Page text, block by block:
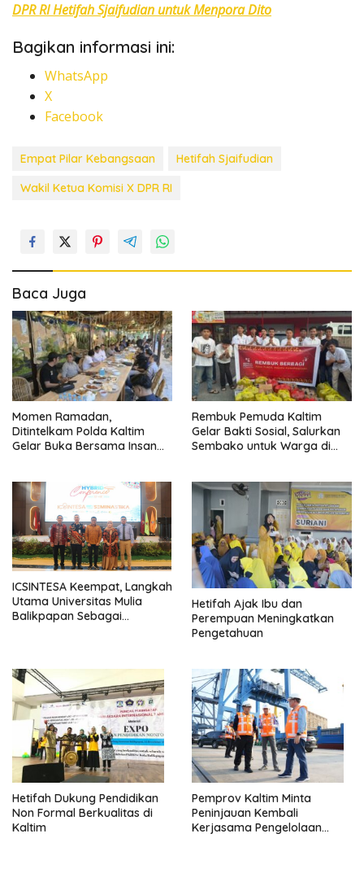
DPR RI Hetifah Sjaifudian untuk Menpora Dito
Bagikan informasi ini:
WhatsApp
X
Facebook
Empat Pilar Kebangsaan
Hetifah Sjaifudian
Wakil Ketua Komisi X DPR RI
Baca Juga
Momen Ramadan,
Ditintelkam Polda Kaltim
Gelar Buka Bersama Insan
Rembuk Pemuda Kaltim
Gelar Bakti Sosial, Salurkan
Sembako untuk Warga di
ICSINTESA Keempat, Langkah
Utama Universitas Mulia
Balikpapan Sebagai
Hetifah Ajak Ibu dan
Perempuan Meningkatkan
Pengetahuan
Hetifah Dukung Pendidikan
Non Formal Berkualitas di
Kaltim
Pemprov Kaltim Minta
Peninjauan Kembali
Kerjasama Pengelolaan